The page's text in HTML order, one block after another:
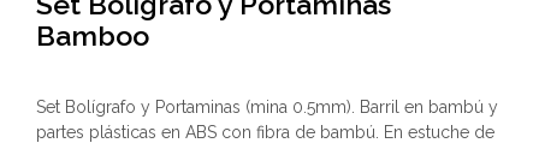
Bamboo
Set Bolígrafo y Portaminas (mina 0.5mm). Barril en bambú y
partes plásticas en ABS con fibra de bambú. En estuche de